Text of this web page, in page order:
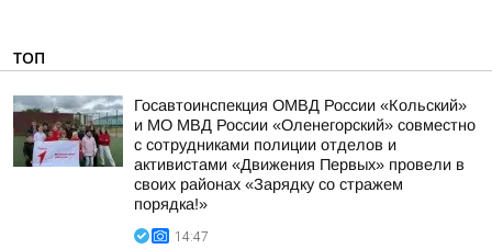
ТОП
Госавтоинспекция ОМВД России «Кольский»
и МО МВД России «Оленегорский» совместно
с сотрудниками полиции отделов и
активистами «Движения Первых» провели в
своих районах «Зарядку со стражем
порядка!»
14:47